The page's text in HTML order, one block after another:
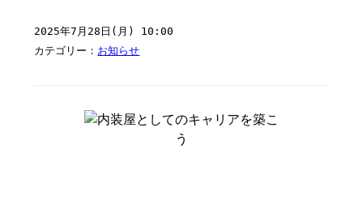
2025年7月28日(月) 10:00
カテゴリー： お知らせ